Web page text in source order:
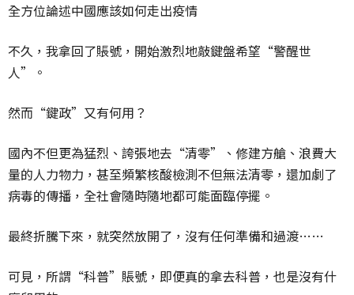
全方位論述中國應該如何走出疫情
不久，我拿回了賬號，開始激烈地敲鍵盤希望“警醒世
人”。
然而“鍵政”又有何用？
國內不但更為猛烈、誇張地去“清零”、修建方艙、浪費大
量的人力物力，甚至頻繁核酸檢測不但無法清零，還加劇了
病毒的傳播，全社會隨時隨地都可能面臨停擺。
最終折騰下來，就突然放開了，沒有任何準備和過渡……
可見，所謂“科普”賬號，即便真的拿去科普，也是沒有什